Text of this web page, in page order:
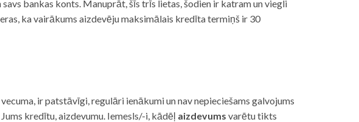
bankas konts. Manuprāt, šīs trīs lietas, šodien ir katram un viegli
ka vairākums aizdevēju maksimālais kredīta termiņš ir 30
ir patstāvīgi, regulāri ienākumi un nav nepieciešams galvojums
kredītu, aizdevumu. Iemesls/-i, kādēļ aizdevums varētu tikts